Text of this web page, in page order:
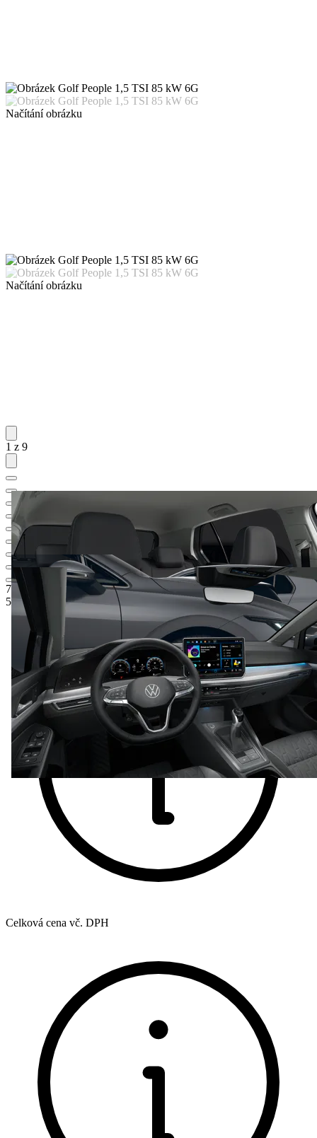
Načítání obrázku
Načítání obrázku
1 z 9
705 900 Kč
Ceníková cena
555 000 Kč
Celková cena vč. DPH